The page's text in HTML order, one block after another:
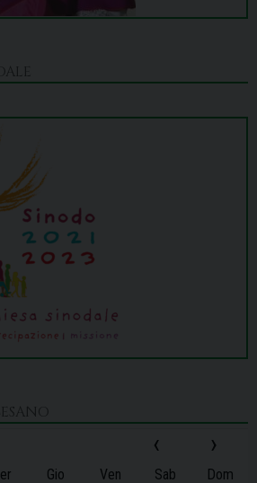
‹ ›
Gio Ven Sab Dom